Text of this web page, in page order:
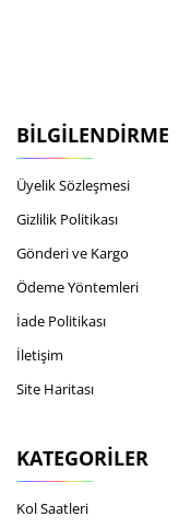
BILGILENDIRME
Üyelik Sözleşmesi
Gizlilik Politikası
Gönderi ve Kargo
Ödeme Yöntemleri
İade Politikası
İletişim
Site Haritası
KATEGORILER
Kol Saatleri